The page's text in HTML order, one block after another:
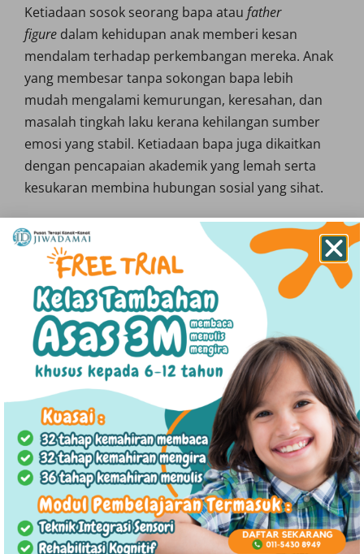
Ketiadaan sosok seorang bapa atau father
figure dalam kehidupan anak memberi kesan
mendalam terhadap perkembangan mereka. Anak
yang membesar tanpa sokongan bapa lebih
mudah mengalami kemurungan, keresahan, dan
masalah tingkah laku kerana kehilangan sumber
emosi yang stabil. Ketiadaan bapa juga dikaitkan
dengan pencapaian akademik yang lemah serta
kesukaran membina hubungan sosial yang sihat.
Anak lelaki yang membesar tanpa figura bapa lebih
cenderung untuk menghadapi masalah agresif,
kesukaran membentuk identiti diri yang
bertanggungjawab, dan tingkah laku salah laku
seperti delinkuensi. Ketiadaan contoh teladan lelaki
menyebabkan mereka sukar mengawal konflik dan
emosi, kurang disiplin, sekaligus meningkatkan
risiko penyalahgunaan bahan dan aktiviti jenayah
(Kucukkaragoz, 2025).
Manakala anak perempuan pula lebih berisiko
untuk terlibat dalam aktiviti seksual awal dan
mengalami kehamilan remaja , yang sering kali
didorong oleh ketidakstabilan emosi, harga diri
yang rendah, serta pencarian validasi dari figura
lelaki yang tidak hadir dalam kehidupan mereka